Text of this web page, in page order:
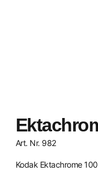
Art. Nr. 982
Kodak Ektachrome